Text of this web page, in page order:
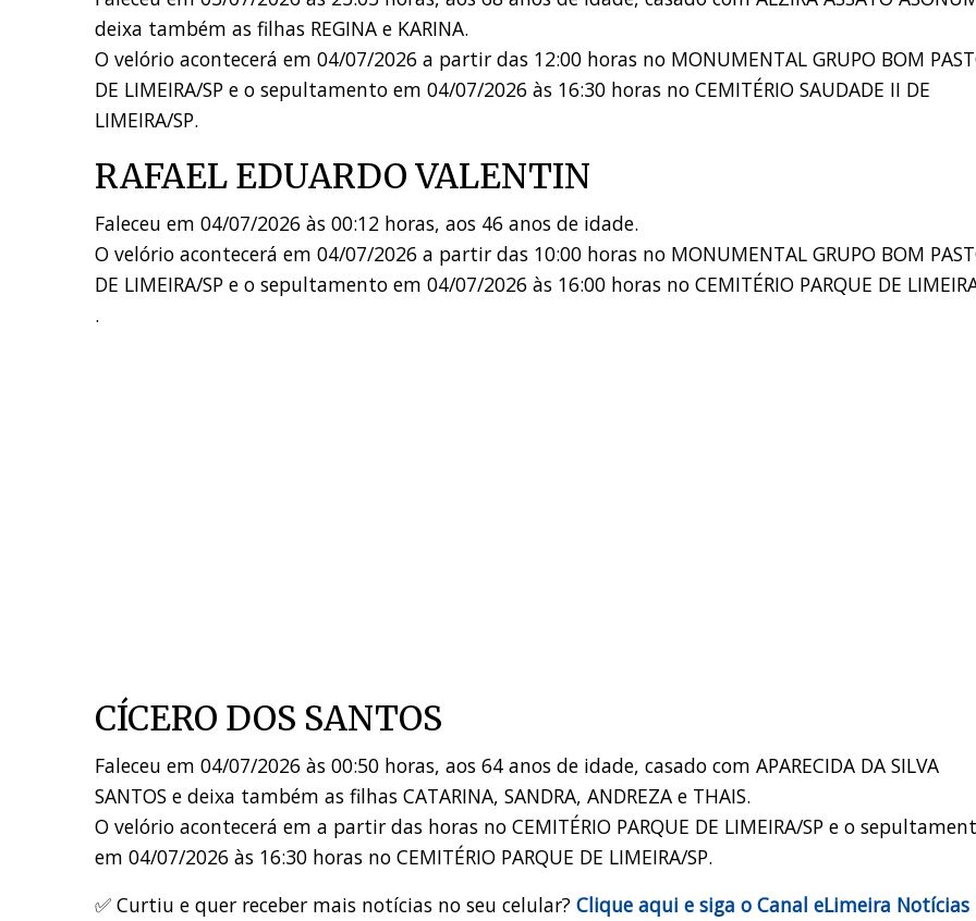
deixa também as filhas REGINA e KARINA.
O velório acontecerá em 04/07/2026 a partir das 12:00 horas no MONUMENTAL GRUPO BOM
DE LIMEIRA/SP e o sepultamento em 04/07/2026 às 16:30 horas no CEMITÉRIO SAUDADE II DE
LIMEIRA/SP.
RAFAEL EDUARDO VALENTIN
Faleceu em 04/07/2026 às 00:12 horas, aos 46 anos de idade.
O velório acontecerá em 04/07/2026 a partir das 10:00 horas no MONUMENTAL GRUPO BOM
DE LIMEIRA/SP e o sepultamento em 04/07/2026 às 16:00 horas no CEMITÉRIO PARQUE DE
.
CÍCERO DOS SANTOS
Faleceu em 04/07/2026 às 00:50 horas, aos 64 anos de idade, casado com APARECIDA DA SILVA
SANTOS e deixa também as filhas CATARINA, SANDRA, ANDREZA e THAIS.
O velório acontecerá em a partir das horas no CEMITÉRIO PARQUE DE LIMEIRA/SP e o
em 04/07/2026 às 16:30 horas no CEMITÉRIO PARQUE DE LIMEIRA/SP.
✅ Curtiu e quer receber mais notícias no seu celular? Clique aqui e siga o Canal eLimeira Notícias